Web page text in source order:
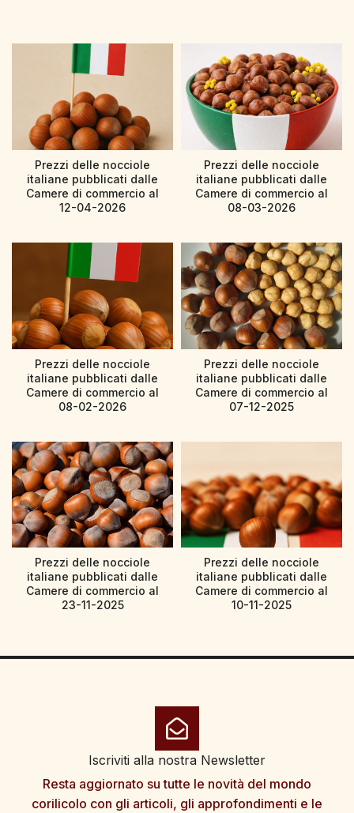
Prezzi delle nocciole
italiane pubblicati dalle
Camere di commercio al
12-04-2026
Prezzi delle nocciole
italiane pubblicati dalle
Camere di commercio al
08-03-2026
Prezzi delle nocciole
italiane pubblicati dalle
Camere di commercio al
08-02-2026
Prezzi delle nocciole
italiane pubblicati dalle
Camere di commercio al
07-12-2025
Prezzi delle nocciole
italiane pubblicati dalle
Camere di commercio al
23-11-2025
Prezzi delle nocciole
italiane pubblicati dalle
Camere di commercio al
10-11-2025
Iscriviti alla nostra Newsletter
Resta aggiornato su tutte le novità del mondo
corilicolo con gli articoli, gli approfondimenti e le